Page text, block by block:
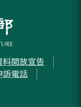
料開放宣告
訴電話